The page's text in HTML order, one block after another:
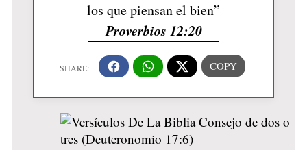
los que piensan el bien”
Proverbios 12:20